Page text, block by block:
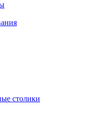
столики